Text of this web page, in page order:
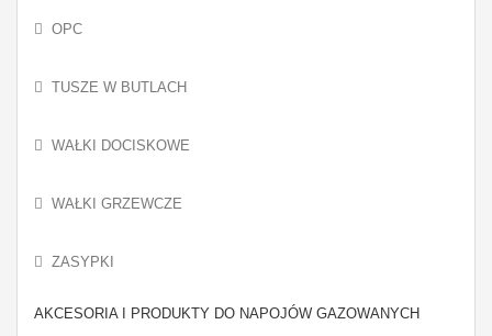
OPC
TUSZE W BUTLACH
WAŁKI DOCISKOWE
WAŁKI GRZEWCZE
ZASYPKI
AKCESORIA I PRODUKTY DO NAPOJÓW GAZOWANYCH